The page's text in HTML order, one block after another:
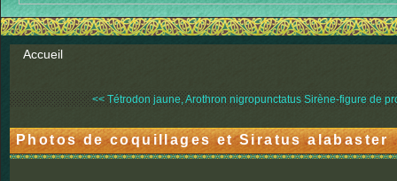
Accueil
<< Tétrodon jaune, Arothron nigropunctatus Sirène-figure de
Photos de coquillages et Siratus alabaster